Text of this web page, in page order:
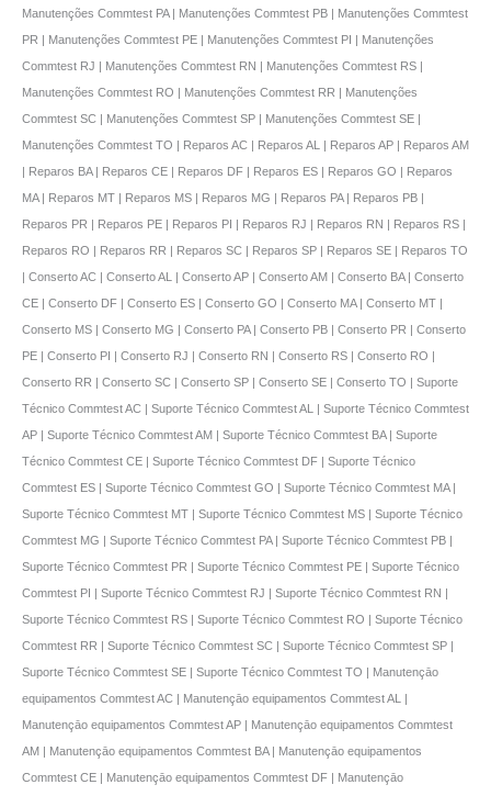
Manutenções Commtest PA | Manutenções Commtest PB | Manutenções Commtest
PR | Manutenções Commtest PE | Manutenções Commtest PI | Manutenções
Commtest RJ | Manutenções Commtest RN | Manutenções Commtest RS |
Manutenções Commtest RO | Manutenções Commtest RR | Manutenções
Commtest SC | Manutenções Commtest SP | Manutenções Commtest SE |
Manutenções Commtest TO | Reparos AC | Reparos AL | Reparos AP | Reparos AM
| Reparos BA | Reparos CE | Reparos DF | Reparos ES | Reparos GO | Reparos
MA | Reparos MT | Reparos MS | Reparos MG | Reparos PA | Reparos PB |
Reparos PR | Reparos PE | Reparos PI | Reparos RJ | Reparos RN | Reparos RS |
Reparos RO | Reparos RR | Reparos SC | Reparos SP | Reparos SE | Reparos TO
| Conserto AC | Conserto AL | Conserto AP | Conserto AM | Conserto BA | Conserto
CE | Conserto DF | Conserto ES | Conserto GO | Conserto MA | Conserto MT |
Conserto MS | Conserto MG | Conserto PA | Conserto PB | Conserto PR | Conserto
PE | Conserto PI | Conserto RJ | Conserto RN | Conserto RS | Conserto RO |
Conserto RR | Conserto SC | Conserto SP | Conserto SE | Conserto TO | Suporte
Técnico Commtest AC | Suporte Técnico Commtest AL | Suporte Técnico Commtest
AP | Suporte Técnico Commtest AM | Suporte Técnico Commtest BA | Suporte
Técnico Commtest CE | Suporte Técnico Commtest DF | Suporte Técnico
Commtest ES | Suporte Técnico Commtest GO | Suporte Técnico Commtest MA |
Suporte Técnico Commtest MT | Suporte Técnico Commtest MS | Suporte Técnico
Commtest MG | Suporte Técnico Commtest PA | Suporte Técnico Commtest PB |
Suporte Técnico Commtest PR | Suporte Técnico Commtest PE | Suporte Técnico
Commtest PI | Suporte Técnico Commtest RJ | Suporte Técnico Commtest RN |
Suporte Técnico Commtest RS | Suporte Técnico Commtest RO | Suporte Técnico
Commtest RR | Suporte Técnico Commtest SC | Suporte Técnico Commtest SP |
Suporte Técnico Commtest SE | Suporte Técnico Commtest TO | Manutençāo
equipamentos Commtest AC | Manutençāo equipamentos Commtest AL |
Manutençāo equipamentos Commtest AP | Manutençāo equipamentos Commtest
AM | Manutençāo equipamentos Commtest BA | Manutençāo equipamentos
Commtest CE | Manutençāo equipamentos Commtest DF | Manutençāo